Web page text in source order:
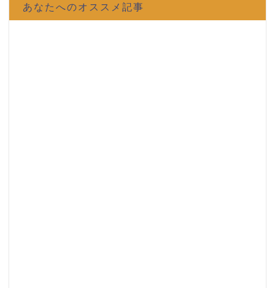
あなたへのオススメ記事